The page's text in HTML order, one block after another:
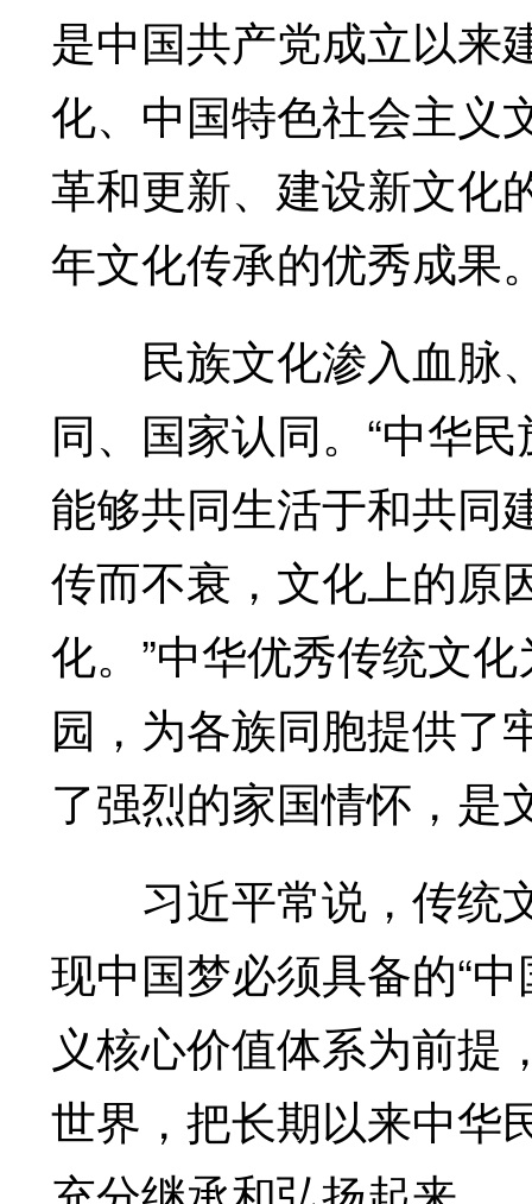
是中国共产党成立以来
化、中国特色社会主义
革和更新、建设新文化
年文化传承的优秀成果
民族文化渗入血脉
同、国家认同。“中华
能够共同生活于和共同
传而不衰，文化上的原
化。”中华优秀传统文
园，为各族同胞提供了
了强烈的家国情怀，是
习近平常说，传统文
现中国梦必须具备的“
义核心价值体系为前提
世界，把长期以来中华